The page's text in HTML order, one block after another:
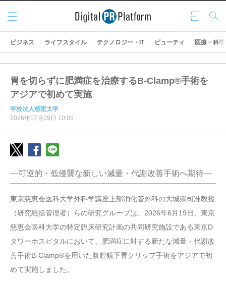
ログ
イン
検索
メニ
ュー
ビジネス ライフスタイル テクノロジー・IT ビューティ 医療・科学
胃を切らずに肥満症を治療するB-Clamp®手術を
アジアで初めて実施
学校法人慈恵大学
2026年07月09日 10:05
―可逆的・低侵襲な新しい減量・代謝改善手術へ期待―
東京慈恵会医科大学外科学講座上部消化管外科の大城崇司准教授
（研究統括管理者）らの研究グループは、2026年6月19日、東京
慈恵会医科大学の特定臨床研究計画の共同研究施設である東京D
タワーホスピタルにおいて、肥満症に対する新たな減量・代謝改
善手術B-Clamp®を用いた腹腔鏡下胃クリップ手術をアジアで初
めて実施しました。